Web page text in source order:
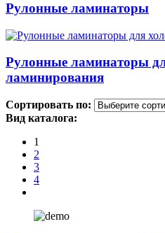
Рулонные ламинаторы
Рулонные ламинаторы
ламинирования
Сортировать по:
Вид каталога:
1
2
3
4